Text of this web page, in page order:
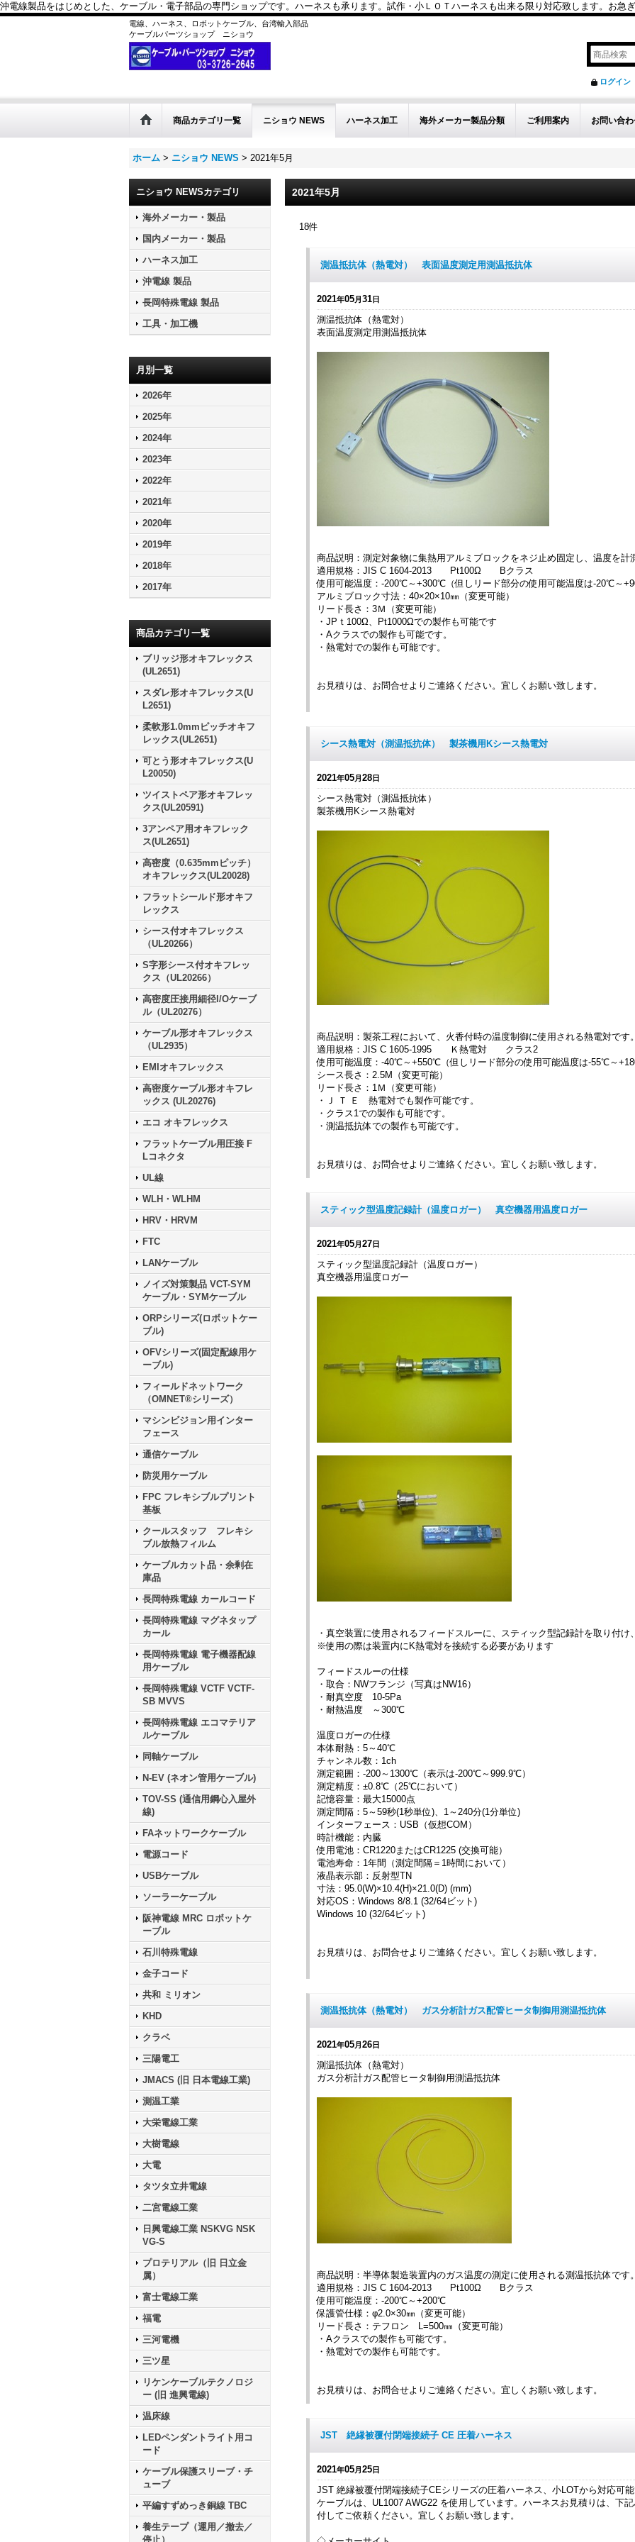
沖電線製品をはじめとした、ケーブル・電子部品の専門ショップです。ハーネスも承ります。試作・小ＬＯＴハーネスも出来る限り対応致します。お急
電線、ハーネス、ロボットケーブル、台湾輸入部品
ケーブルパーツショップ ニショウ
ログイン
商品カテゴリ一覧 ニショウ NEWS ハーネス加工 海外メーカー製品分類 ご利用案内 お問い合
ホーム > ニショウ NEWS > 2021年5月
ニショウ NEWSカテゴリ
海外メーカー・製品
国内メーカー・製品
ハーネス加工
沖電線 製品
長岡特殊電線 製品
工具・加工機
月別一覧
2026年
2025年
2024年
2023年
2022年
2021年
2020年
2019年
2018年
2017年
商品カテゴリ一覧
ブリッジ形オキフレックス
(UL2651)
スダレ形オキフレックス(U
L2651)
柔軟形1.0mmピッチオキフ
レックス(UL2651)
可とう形オキフレックス(U
L20050)
ツイストペア形オキフレッ
クス(UL20591)
3アンペア用オキフレック
ス(UL2651)
高密度（0.635mmピッチ）
オキフレックス(UL20028)
フラットシールド形オキフ
レックス
シース付オキフレックス
（UL20266）
S字形シース付オキフレッ
クス（UL20266）
高密度圧接用細径I/Oケーブ
ル（UL20276）
ケーブル形オキフレックス
（UL2935）
EMIオキフレックス
高密度ケーブル形オキフレ
ックス (UL20276)
エコ オキフレックス
フラットケーブル用圧接 F
Lコネクタ
UL線
WLH・WLHM
HRV・HRVM
FTC
LANケーブル
ノイズ対策製品 VCT-SYM
ケーブル・SYMケーブル
ORPシリーズ(ロボットケー
ブル)
OFVシリーズ(固定配線用ケ
ーブル)
フィールドネットワーク
（OMNET®シリーズ）
マシンビジョン用インター
フェース
通信ケーブル
防災用ケーブル
FPC フレキシブルプリント
基板
クールスタッフ フレキシ
ブル放熱フィルム
ケーブルカット品・余剰在
庫品
長岡特殊電線 カールコード
長岡特殊電線 マグネタップ
カール
長岡特殊電線 電子機器配線
用ケーブル
長岡特殊電線 VCTF VCTF-
SB MVVS
長岡特殊電線 エコマテリア
ルケーブル
同軸ケーブル
N-EV (ネオン管用ケーブル)
TOV-SS (通信用鋼心入屋外
線)
FAネットワークケーブル
電源コード
USBケーブル
ソーラーケーブル
阪神電線 MRC ロボットケ
ーブル
石川特殊電線
金子コード
共和 ミリオン
KHD
クラベ
三陽電工
JMACS (旧 日本電線工業)
測温工業
大栄電線工業
大樹電線
大電
タツタ立井電線
二宮電線工業
日興電線工業 NSKVG NSK
VG-S
プロテリアル（旧 日立金
属）
富士電線工業
福電
三河電機
三ツ星
リケンケーブルテクノロジ
ー (旧 進興電線)
温床線
LEDペンダントライト用コ
ード
ケーブル保護スリーブ・チ
ューブ
平編すずめっき銅線 TBC
養生テープ（運用／撤去／
停止）
2021年5月
18件
測温抵抗体（熱電対） 表面温度測定用測温抵抗体
2021年05月31日
測温抵抗体（熱電対）
表面温度測定用測温抵抗体
商品説明：測定対象物に集熱用アルミブロックをネジ止め固定し、温度を計
適用規格：JIS C 1604-2013 Pt100Ω Bクラス
使用可能温度：-200℃～+300℃（但しリード部分の使用可能温度は-20℃～
アルミブロック寸法：40×20×10㎜（変更可能）
リード長さ：3Ｍ（変更可能）
・JPｔ100Ω、Pt1000Ωでの製作も可能です
・Aクラスでの製作も可能です。
・熱電対での製作も可能です。
お見積りは、お問合せよりご連絡ください。宜しくお願い致します。
シース熱電対（測温抵抗体） 製茶機用Kシース熱電対
2021年05月28日
シース熱電対（測温抵抗体）
製茶機用Kシース熱電対
商品説明：製茶工程において、火香付時の温度制御に使用される熱電対です。
適用規格：JIS C 1605-1995 Ｋ熱電対 クラス2
使用可能温度：-40℃～+550℃（但しリード部分の使用可能温度は-55℃～
シース長さ：2.5M（変更可能）
リード長さ：1Ｍ（変更可能）
・Ｊ Ｔ Ｅ 熱電対でも製作可能です。
・クラス1での製作も可能です。
・測温抵抗体での製作も可能です。
お見積りは、お問合せよりご連絡ください。宜しくお願い致します。
スティック型温度記録計（温度ロガー） 真空機器用温度ロガー
2021年05月27日
スティック型温度記録計（温度ロガー）
真空機器用温度ロガー
・真空装置に使用されるフィードスルーに、スティック型記録計を取り付け
※使用の際は装置内にK熱電対を接続する必要があります
フィードスルーの仕様
・取合：NWフランジ（写真はNW16）
・耐真空度 10-5Pa
・耐熱温度 ～300℃
温度ロガーの仕様
本体耐熱：5～40℃
チャンネル数：1ch
測定範囲：-200～1300℃（表示は-200℃～999.9℃）
測定精度：±0.8℃（25℃において）
記憶容量：最大15000点
測定間隔：5～59秒(1秒単位)、1～240分(1分単位)
インターフェース：USB（仮想COM）
時計機能：内臓
使用電池：CR1220またはCR1225 (交換可能）
電池寿命：1年間（測定間隔＝1時間において）
液晶表示部：反射型TN
寸法：95.0(W)×10.4(H)×21.0(D) (mm)
対応OS：Windows 8/8.1 (32/64ビット)
Windows 10 (32/64ビット)
お見積りは、お問合せよりご連絡ください。宜しくお願い致します。
測温抵抗体（熱電対） ガス分析計ガス配管ヒータ制御用測温抵抗体
2021年05月26日
測温抵抗体（熱電対）
ガス分析計ガス配管ヒータ制御用測温抵抗体
商品説明：半導体製造装置内のガス温度の測定に使用される測温抵抗体です。
適用規格：JIS C 1604-2013 Pt100Ω Bクラス
使用可能温度：-200℃～+200℃
保護管仕様：φ2.0×30㎜（変更可能）
リード長さ：テフロン L=500㎜（変更可能）
・Aクラスでの製作も可能です。
・熱電対での製作も可能です。
お見積りは、お問合せよりご連絡ください。宜しくお願い致します。
JST 絶縁被覆付閉端接続子 CE 圧着ハーネス
2021年05月25日
JST 絶縁被覆付閉端接続子CEシリーズの圧着ハーネス、小LOTから対応可能
ケーブルは、UL1007 AWG22 を使用しています。ハーネスお見積りは、下
付してご依頼ください。宜しくお願い致します。